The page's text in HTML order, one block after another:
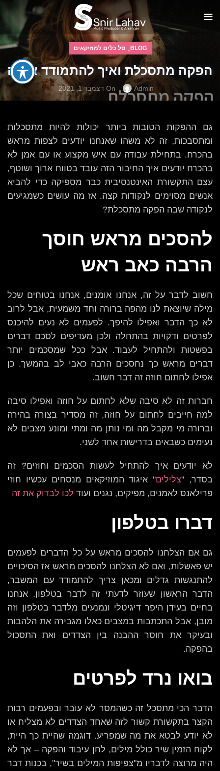
BLOG
,סל כלים למוזיקאים
הפקה מתסכלת ואיך להתמודד איתה
Admin On דצמבר 1, 2021
גם ההפקות הטובות ביותר יכולות להיות מתסכלות
ומתסבכות, זה לא משהו שאנחנו יודעים לצפות מראש
בהכרח. בתחילת עבודה עם איש מקצוע או עם אמן לא
בהכרח יודעים איך החיבור הזה עובד בטווח ארוך ושוטף,
עצם התקשורת האינטנסיבית כבר מספיקה כדי להביא
אנשים מסוימים לנקודות קצה. אז מה עושים כשמגיעים
לנקודה שבה הפקה מתסכלת?
להסכים מראש חוסך
הרבה כאב ראש
חשוב לדבר על זה, אנחנו אומנים, אנחנו בטוחים שכל
מילה שיוצאת לנו מהפה ברורה וחד משמעית, אבל לרוב
לא כך הדבר ואפילו להיפך. לפעמים לא נעים להיכנס
לפרטים ודקויות בהתחלה ולכן מעדיפים לסכם דברים
בפשטות ולהתחיל לעבוד. אבל ככל שמסכמים יותר
דברים מראש כך נחסכים הרבה כאבי לב בהמשך. כן
אפילו לחתום חוזה זה דבר חשוב.
חברות זה לא סיבה שלא לחתום על חוזה ואפילו סיבה
למה חייבים לחתום על חוזה, זה מסדיר בצורה בהירה
וברורה מי מקבל מה ומי נותן מה ומתי ומונע מצבים לא
נעימים כשבאים בדרישות אחד לשני.
לא יודעים איך להתחיל לעשות הסכמים וחוזים? זה
בסדר, "צלילים" איגוד המוזיקאים מנסחים עכשיו חוזי
פרילאנס לאמנים, מפיקים, נגנים ועוד לכו לבדוק את זה
דברו בטלפון
גם אם הצלחנו להסכים מראש על כל הדברים לפעמים
יש פאשלות, ואם לא הצלחנו להסכים מראש אז הסיכויים
להתנגשות גדלים ומכאן צריך להתמודד עם המשבר,
הדבר הראשון שעוזר לדעתי זה לדבר בטלפון. אנחנו
בחיים בעידן היפר דיגיטלי ונמנעים מלדבר בטלפון וזה
מובן, אבל התכתבות במצבים כאלו מגבירה את הלהבות
ובעיקר את חוסר ההבנה בין הצדדים ואת התסכול
בהפקה.
בואו נרד לפרטים
הדבר הכי מתסכל זה כשהמסר לא עובר ובפעמים רבות
הקצר בתקשורת קשור לזה שאחד הצדדים לא מצליח או
לא יודע לבטא את מה שמפריע. דוגמה שהיית כך היית,
לקוח הזמין שיר כולל מילים, לחן עיבוד והפקה – אך לא
היה מרוצה לדבריו מ"צפיפות המילים בשיר", בכנות דבר